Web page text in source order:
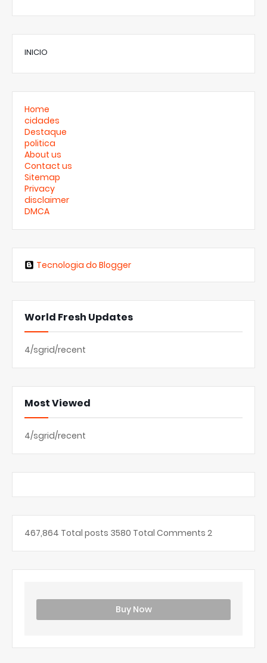
INICIO
Home
cidades
Destaque
politica
About us
Contact us
Sitemap
Privacy
disclaimer
DMCA
Tecnologia do Blogger
World Fresh Updates
4/sgrid/recent
Most Viewed
4/sgrid/recent
467,864 Total posts 3580 Total Comments 2
Buy Now